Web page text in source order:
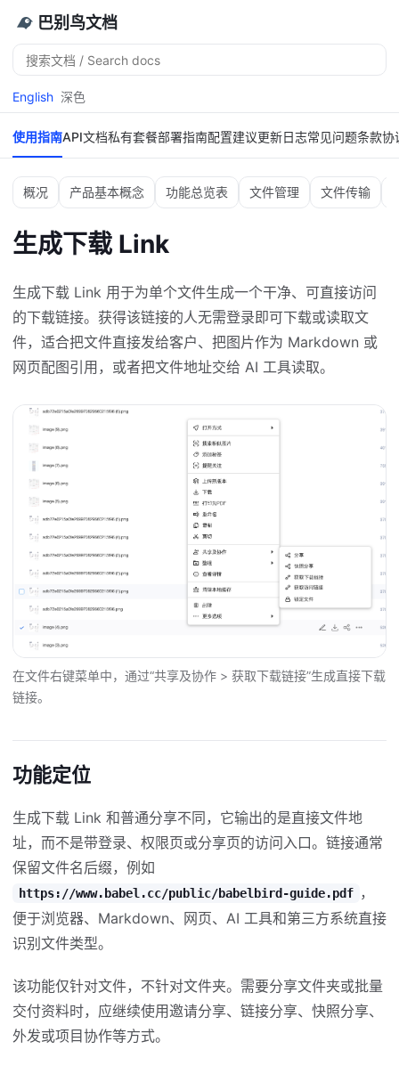
巴别鸟文档
搜
索
English 深色
使用指南API文档私有套餐部署指南配置建议更新日志常见问题条款协
概况 产品基本概念 功能总览表 文件管理 文件传输
生成下载 Link
生成下载 Link 用于为单个文件生成一个干净、可直接访问
的下载链接。获得该链接的人无需登录即可下载或读取文
件，适合把文件直接发给客户、把图片作为 Markdown 或
网页配图引用，或者把文件地址交给 AI 工具读取。
在文件右键菜单中，通过“共享及协作 > 获取下载链接”生成直接下载
链接。
功能定位
生成下载 Link 和普通分享不同，它输出的是直接文件地
址，而不是带登录、权限页或分享页的访问入口。链接通常
保留文件名后缀，例如
https://www.babel.cc/public/babelbird-guide.pdf ，
便于浏览器、Markdown、网页、AI 工具和第三方系统直接
识别文件类型。
该功能仅针对文件，不针对文件夹。需要分享文件夹或批量
交付资料时，应继续使用邀请分享、链接分享、快照分享、
外发或项目协作等方式。